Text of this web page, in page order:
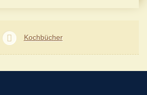
Kochbücher